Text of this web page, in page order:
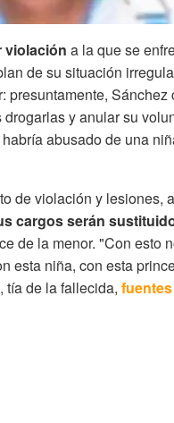
violación a la que se
de su situación
presuntamente, Sánchez
y anular su
abusado de una
de violación y lesiones,
cargos serán
de la menor. "Con esto
esta niña, con esta
tía de la fallecida,